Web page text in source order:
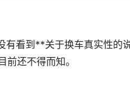
有看到**关于换车真实性的
还不得而知。